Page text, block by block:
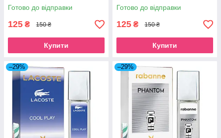
Готово до відправки
125 ₴ 150 ₴
Купити
Готово до відправки
125 ₴ 150 ₴
Купити
–29% –29%